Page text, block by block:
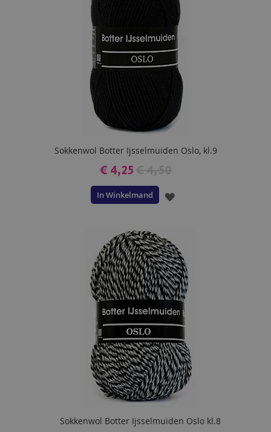
Sokkenwol Botter Ijsselmuiden Oslo, kl.9
€ 4,25
In Winkelmand
VOEG
VERLANGLIJST
Sokkenwol Botter Ijsselmuiden Oslo kl.8